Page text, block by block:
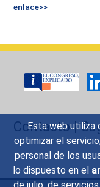
Esta web utiliza
optimizar el
personal de los
lo dispuesto en el
enlace>>
Contacto|